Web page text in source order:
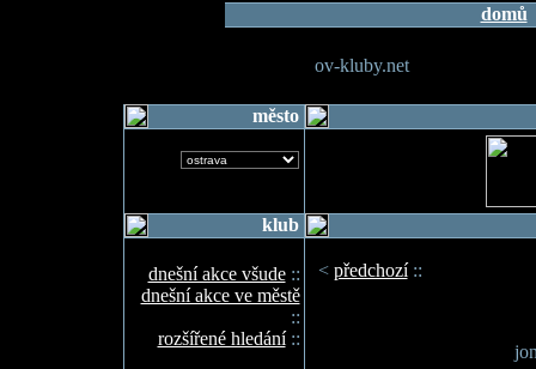
domů
ov-kluby.net
město
klub
dnešní akce všude::
dnešní akce ve městě
::
rozšířené hledání::
< předchozí::